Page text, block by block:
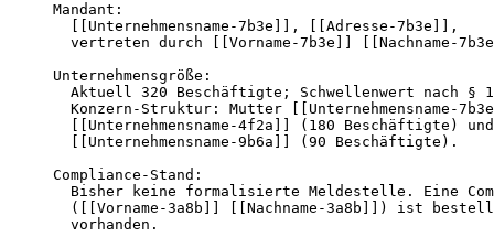
Mandant:
  [[Unternehmensname-7b3e]], [[Adresse-7b3e]],
vertreten durch [[Vorname-7b3e]] [[Nachname-
Unternehmensgröße:
Aktuell 320 Beschäftigte; Schwellenwert nach §
Konzern-Struktur: Mutter [[Unternehmensname-
[[Unternehmensname-4f2a]] (180 Beschäftigte)
  [[Unternehmensname-9b6a]] (90 Beschäftigte).
Compliance-Stand:
Bisher keine formalisierte Meldestelle. Eine
([[Vorname-3a8b]] [[Nachname-3a8b]]) ist
  vorhanden.